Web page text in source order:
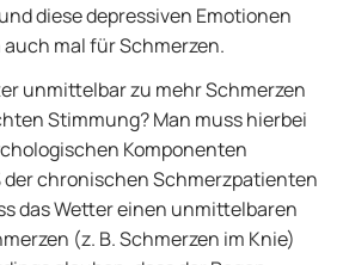
diese depressiven Emotionen
mal für Schmerzen.
unmittelbar zu mehr Schmerzen
Stimmung? Man muss hierbei
Komponenten
der chronischen Schmerzpatienten
das Wetter einen unmittelbaren
(z. B. Schmerzen im Knie)